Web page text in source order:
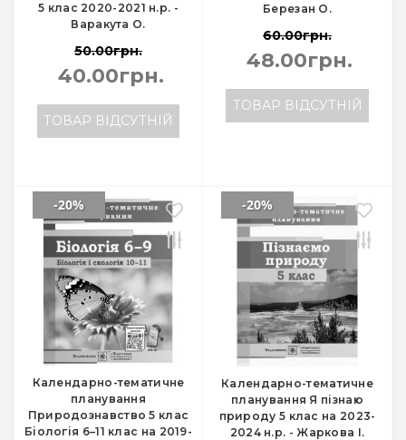
5 клас 2020-2021 н.р. -
Варакута О.
50.00грн.
40.00грн.
ТОВАР ВІДСУТНІЙ
Березан О.
60.00грн.
48.00грн.
ТОВАР ВІДСУТНІЙ
Календарно-тематичне
планування
Природознавство 5 клас
Біологія 6–11 клас на 2019-
-20%
Календарно-тематичне
планування Я пізнаю
природу 5 клас на 2023-
2024 н.р. - Жаркова І.
-20%